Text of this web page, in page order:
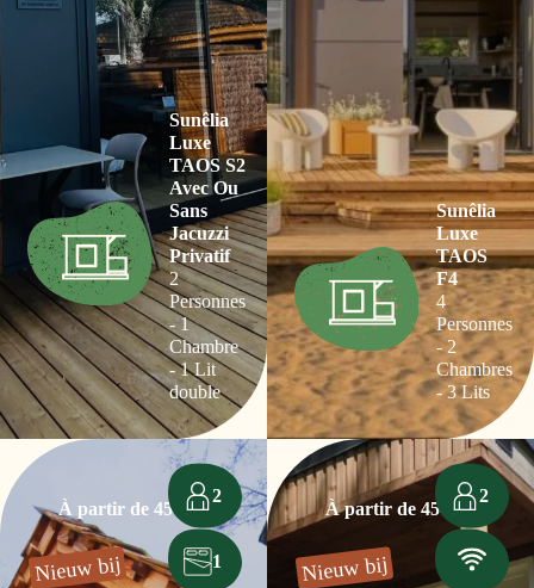
Sunêlia
Luxe
TAOS S2
Avec Ou
Sans
Jacuzzi
Privatif
2
Personnes
- 1
Chambre
- 1 Lit
double
Sunêlia
Luxe
TAOS
F4
4
Personnes
- 2
Chambres
- 3 Lits
Nieuw bij
À partir de 45€
2
1 Nieuw bij
À partir de 45€
2